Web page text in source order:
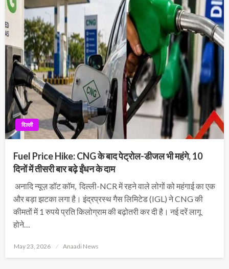
दिल्ली
Fuel Price Hike: CNG के बाद पेट्रोल-डीजल भी महंगे, 10
दिनों में तीसरी बार बढ़े ईंधन के दाम
अनादि न्यूज़ डॉट कॉम, दिल्ली-NCR में रहने वाले लोगों को महंगाई का एक
और बड़ा झटका लगा है। इंद्रप्रस्थ गैस लिमिटेड (IGL) ने CNG की
कीमतों में 1 रुपये प्रति किलोग्राम की बढ़ोतरी कर दी है। नई दरें लागू
होने…
Posted
May 23, 2026 Anaadi News